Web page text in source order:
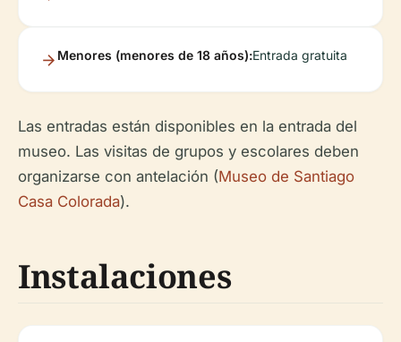
Menores (menores de 18 años):Entrada gratuita
Las entradas están disponibles en la entrada del
museo. Las visitas de grupos y escolares deben
organizarse con antelación (Museo de Santiago
Casa Colorada).
Instalaciones